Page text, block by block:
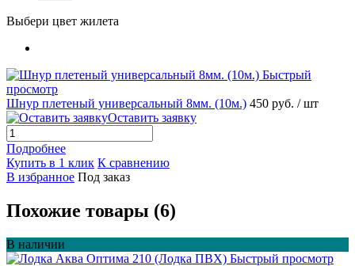
Выбери цвет жилета
Быстрый
просмотр
Шнур плетеный универсальный 8мм. (10м.) 450 руб. / шт
Оставить заявку
Подробнее
Купить в 1 клик К сравнению
В избранное Под заказ
Похожие товары (6)
В наличии
Быстрый просмотр